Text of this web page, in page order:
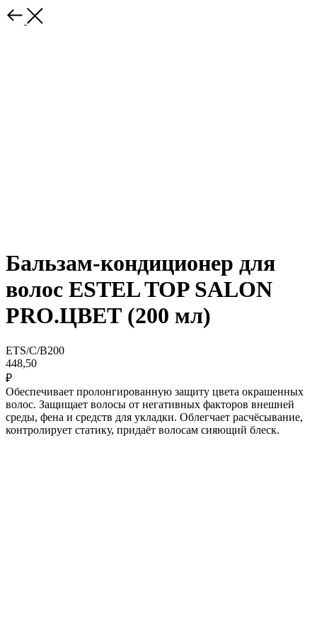
Бальзам-кондиционер для
волос ESTEL TOP SALON
PRO.ЦВЕТ (200 мл)
ETS/C/B200
448,50
₽
Обеспечивает пролонгированную защиту цвета окрашенных
волос. Защищает волосы от негативных факторов внешней
среды, фена и средств для укладки. Облегчает расчёсывание,
контролирует статику, придаёт волосам сияющий блеск.